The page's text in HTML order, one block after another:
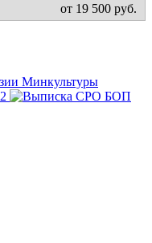
от 19 500 руб.